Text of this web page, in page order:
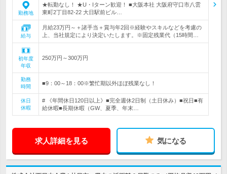
勤務地
★転勤なし！ ★U・Iターン歓迎！ ■大阪本社 大阪府守口市八雲
東町2丁目82-22 大日駅前ビル…
給与
月給23万円～＋諸手当＋賞与年2回※経験やスキルなどを考慮の
上、当社規定により決定いたします。※固定残業代（15時間…
初年度
年収
250万円～300万円
勤務
時間
■9：00～18：00※繁忙期以外ほぼ残業なし！
休日
休暇
# 《年間休日120日以上》■完全週休2日制（土日休み）■祝日■有
給休暇■長期休暇（GW、夏季、年末…
求人詳細を見る 気になる